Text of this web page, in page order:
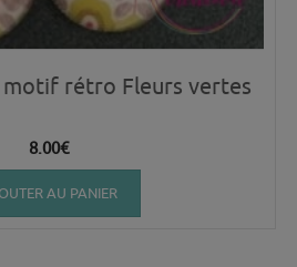
rétro Fleurs vertes
8.00€
AU PANIER